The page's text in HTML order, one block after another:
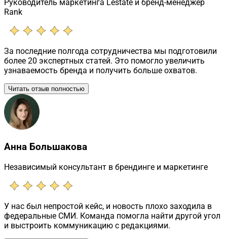
Руководитель маркетинга Lestate и бренд-менеджер
Rank
За последние полгода сотрудничества мы подготовили
более 20 экспертных статей. Это помогло увеличить
узнаваемость бренда и получить больше охватов.
Читать отзыв полностью
Анна Большакова
Независимый консультант в брендинге и маркетинге
У нас был непростой кейс, и новость плохо заходила в
федеральные СМИ. Команда помогла найти другой угол
и выстроить коммуникацию с редакциями.